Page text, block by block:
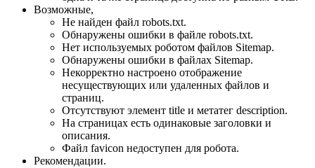
Возможные,
Не найден файл robots.txt.
Обнаружены ошибки в файле robots.txt.
Нет используемых роботом файлов Sitemap.
Обнаружены ошибки в файлах Sitemap.
Некорректно настроено отображение
несуществующих или удаленных файлов и
страниц.
Отсутствуют элемент title и метатег description.
На страницах есть одинаковые заголовки и
описания.
Файл favicon недоступен для робота.
Рекомендации.